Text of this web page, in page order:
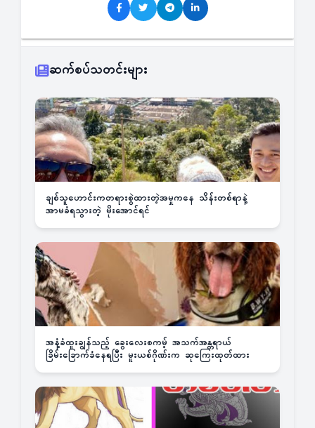
ဆက်စပ်သတင်းများ
ချစ်သူဟောင်းကတရားစွဲထားတဲ့အမှုကနေ သိန်းတစ်ရာနဲ့
အာမခံရသွားတဲ့ မိုးအောင်ရင်
အနံ့ခံထူးချွန်သည့် ခွေးလေးစကမ့် အသက်အန္တရာယ်
ခြိမ်းခြောက်ခံနေရပြီး မူးယစ်ဂိုဏ်းက ဆုကြေးထုတ်ထား